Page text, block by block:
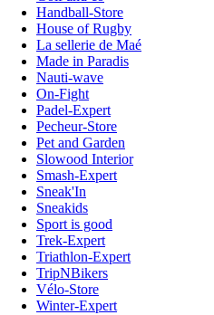
Handball-Store
House of Rugby
La sellerie de Maé
Made in Paradis
Nauti-wave
On-Fight
Padel-Expert
Pecheur-Store
Pet and Garden
Slowood Interior
Smash-Expert
Sneak'In
Sneakids
Sport is good
Trek-Expert
Triathlon-Expert
TripNBikers
Vélo-Store
Winter-Expert